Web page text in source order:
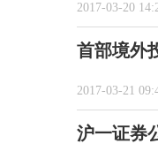
2017-03-20
首部境外
2017-03-21
沪一证券